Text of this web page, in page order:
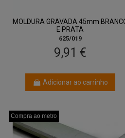
MOLDURA GRAVADA 45mm
E PRATA
625/019
9,91 €
Adicionar ao carrinho
Compra ao metro
Compra ao metro
Compra ao metro